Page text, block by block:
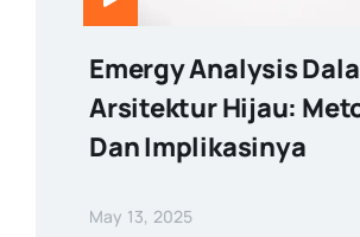
Emergy Analysis
Arsitektur Hijau:
Dan Implikasinya
May 13, 2025